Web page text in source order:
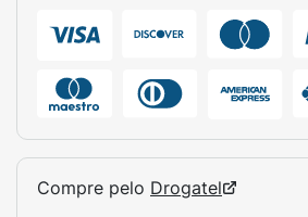
Compre pelo Drogatel